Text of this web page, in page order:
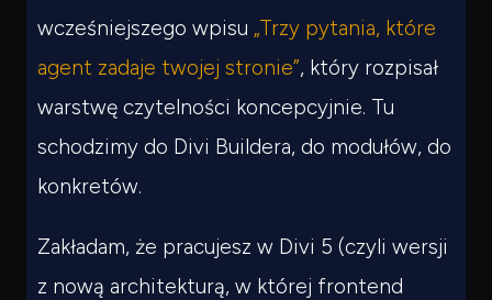
wcześniejszego wpisu „Trzy pytania, które
agent zadaje twojej stronie”, który rozpisał
warstwę czytelności koncepcyjnie. Tu
schodzimy do Divi Buildera, do modułów, do
konkretów.
Zakładam, że pracujesz w Divi 5 (czyli wersji
z nową architekturą, w której frontend